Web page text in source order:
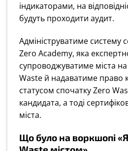
індикаторами, на
будуть проходити аудит.
Адмініструватиме систему
Zero Academy, яка
супроводжуватиме міста
Waste й надаватиме право
статусом спочатку Zero
кандидата, а тоді
міста.
Що було на воркшопі